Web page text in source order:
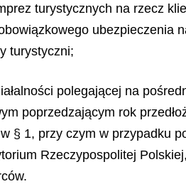
turystycznych na rzecz
ubezpieczenia
turystyczni;
polegającej na
poprzedzającym rok
§ 1, przy czym w przypadku
Rzeczypospolitej